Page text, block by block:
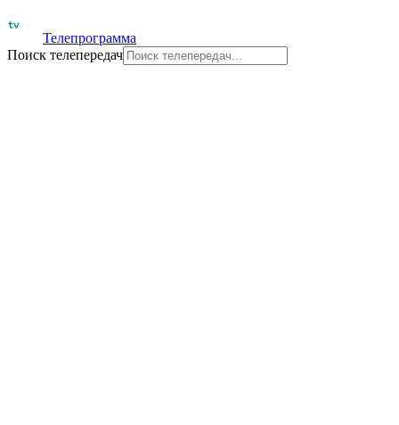
Телепрограмма
Поиск телепередач